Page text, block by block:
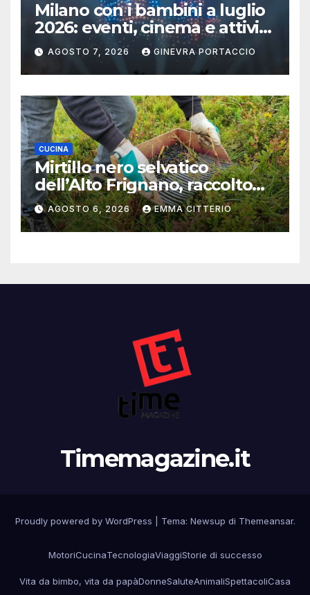
Milano con i bambini a luglio
2026: eventi, cinema e attività
per famiglie
AGOSTO 7, 2026 GINEVRA PORTACCIO
CUCINA
Mirtillo nero selvatico
dell’Alto Frignano, raccolto
buono e clima da monitorare
AGOSTO 6, 2026 EMMA CITTERIO
Timemagazine.it
Proudly powered by WordPress Tema: Newsup di Themeansar.
MotoriCucinaTecnologiaViaggiStorie di successo
Vita da bimbo, vita da papàDonneSaluteAnimaliSpettacoliCasa